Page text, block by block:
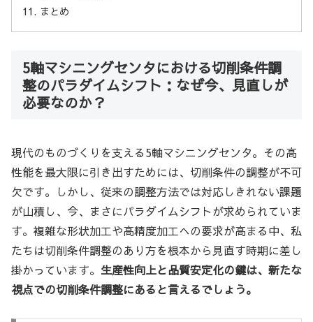
まとめ
5軸マシニングセンタにおける切削条件調
整のパラダイムシフト：なぜ今、見直しが
必要なのか？
現代のものづくりを支える5軸マシニングセンタ。その高
性能を最大限に引き出すためには、切削条件の調整が不可
欠です。しかし、従来の調整方法では対応しきれない課題
が山積し、今、まさにパラダイムシフトが求められていま
す。複雑な形状加工や高精度加工への要求が高まる中、私
たちは切削条件調整のあり方を根本から見直す時期に差し
掛かっています。 生産性向上と品質安定化の鍵は、新たな
視点での切削条件調整にあると言えるでしょう。